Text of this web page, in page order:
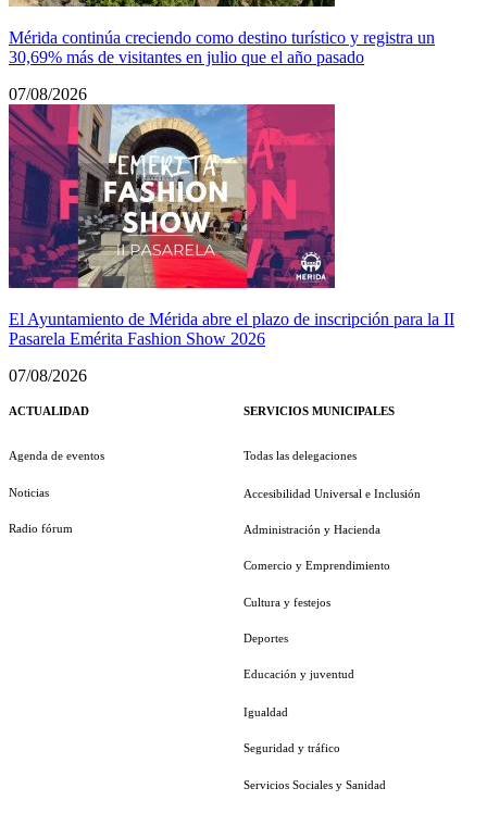
Mérida continúa creciendo como destino turístico y registra un
30,69% más de visitantes en julio que el año pasado
07/08/2026
El Ayuntamiento de Mérida abre el plazo de inscripción para la II
Pasarela Emérita Fashion Show 2026
07/08/2026
ACTUALIDAD
Agenda de eventos
Noticias
Radio fórum
SERVICIOS MUNICIPALES
Todas las delegaciones
Accesibilidad Universal e Inclusión
Administración y Hacienda
Comercio y Emprendimiento
Cultura y festejos
Deportes
Educación y juventud
Igualdad
Seguridad y tráfico
Servicios Sociales y Sanidad